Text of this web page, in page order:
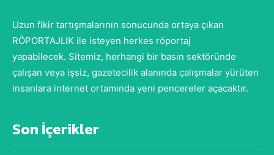
Uzun fikir tartışmalarının sonucunda ortaya çıkan
RÖPORTAJLIK ile isteyen herkes röportaj
yapabilecek. Sitemiz, herhangi bir basın sektöründe
çalışan veya işsiz, gazetecilik alanında çalışmalar yürüten
insanlara internet ortamında yeni pencereler açacaktır.
Son İçerikler